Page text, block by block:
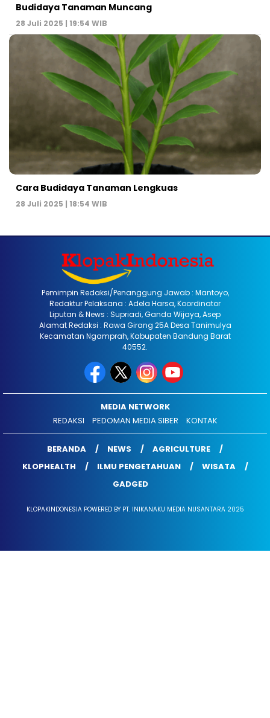
Budidaya Tanaman Muncang
28 Juli 2025 | 19:54 WIB
Cara Budidaya Tanaman Lengkuas
28 Juli 2025 | 18:54 WIB
Pemimpin Redaksi/Penanggung Jawab : Mantoyo,
Redaktur Pelaksana : Adela Harsa, Koordinator
Liputan & News : Supriadi, Ganda Wijaya, Asep
Alamat Redaksi : Rawa Girang 25A Desa Tanimulya
Kecamatan Ngamprah, Kabupaten Bandung Barat
40552.
MEDIA NETWORK
REDAKSI
PEDOMAN MEDIA SIBER KONTAK
BERANDA NEWS
AGRICULTURE
KLOPHEALTH
ILMU PENGETAHUAN
WISATA
GADGED
KLOPAKINDONESIA POWERED BY PT. INIKANAKU MEDIA NUSANTARA 2025